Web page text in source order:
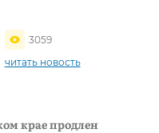
3059
читать новость
крае продлен